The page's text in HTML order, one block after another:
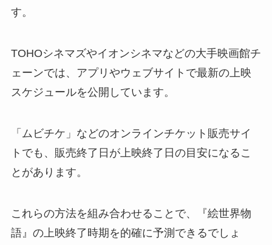
す。
TOHOシネマズやイオンシネマなどの大手映画館チ
ェーンでは、アプリやウェブサイトで最新の上映
スケジュールを公開しています。
「ムビチケ」などのオンラインチケット販売サイ
トでも、販売終了日が上映終了日の目安になるこ
とがあります。
これらの方法を組み合わせることで、『絵世界物
語』の上映終了時期を的確に予測できるでしょ